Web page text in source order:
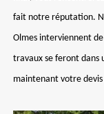
fait notre réputation.
Olmes interviennent de
travaux se feront dans
maintenant votre